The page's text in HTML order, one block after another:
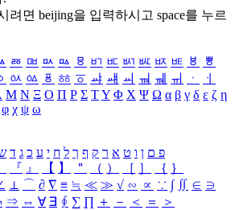
려면 beijing을 입력하시고 space를 누르
ㅭ ㅮ ㅯ ㅰ ㅱ ㅲ ㅳ ㅴ ㅵ ㅶ ㅷ ㅸ
ㅹ
ㆂ ㆃ ㆄ ㆅ ㆆ ㆇ ㆈ ㆉ ㆊ ㆋ ㆌ ㆍ
ㆎ
Μ Ν Ξ Ο Π Ρ Σ ΤΥ Φ Χ Ψ Ω α β γ δ ε ζ η
φ χ ψ ω
פ ם ן ו ט א ר ק ף ך ל ח י ע כ ג ד
『 』 【 】 ＂ （ ） ［ ］ ｛ ｝
⊥ ⌒ ∂ ∇ ≡ ≒ ≪ ≫ √ ∽ ∝ ∵ ∫ ∬ ∈ ∋
⇒ ⇔ ∀ ∃ ∮ ∑ ∏ ＋ － ＜ ＝
＞